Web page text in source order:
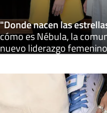
"Donde nacen las
cómo es Nébula, la
nuevo liderazgo femenino